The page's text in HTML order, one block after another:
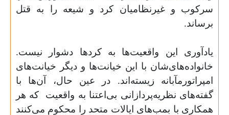
سرکوب و غیرنظامیان کرد و شیعه را به قتل
برساند.
یادآوری این واقعیت‌ها به کردها دشوار نیست.
خانواده‌‌های‌شان با این خیانت‌ها و دیگر خیانت‌های
امپراتورمآبانه زیسته‌اند. در عین حال، آن‌ها با
گفته‌های نظریه‌پردازانی بی‌اعتنا به واقعیت
که هر
همکاری با بمب‌های ایالات متحد را محکوم می‌کنند